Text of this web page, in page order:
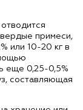
примеси,
или 10-20 кг в
еще 0,25-0,5%
составляющая